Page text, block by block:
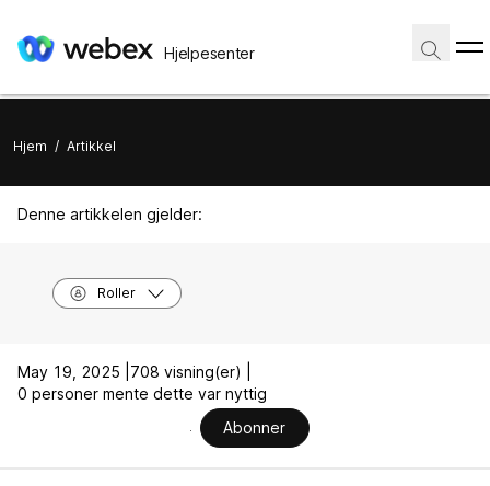
Hjelpesenter
Hjem / Artikkel
Denne artikkelen gjelder:
Roller
May 19, 2025 | 708 visning(er) |
0 personer mente dette var nyttig
Abonner